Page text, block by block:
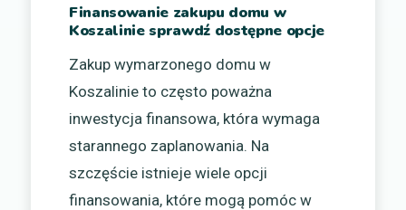
Finansowanie zakupu domu w
Koszalinie sprawdź dostępne opcje
Zakup wymarzonego domu w
Koszalinie to często poważna
inwestycja finansowa, która wymaga
starannego zaplanowania. Na
szczęście istnieje wiele opcji
finansowania, które mogą pomóc w